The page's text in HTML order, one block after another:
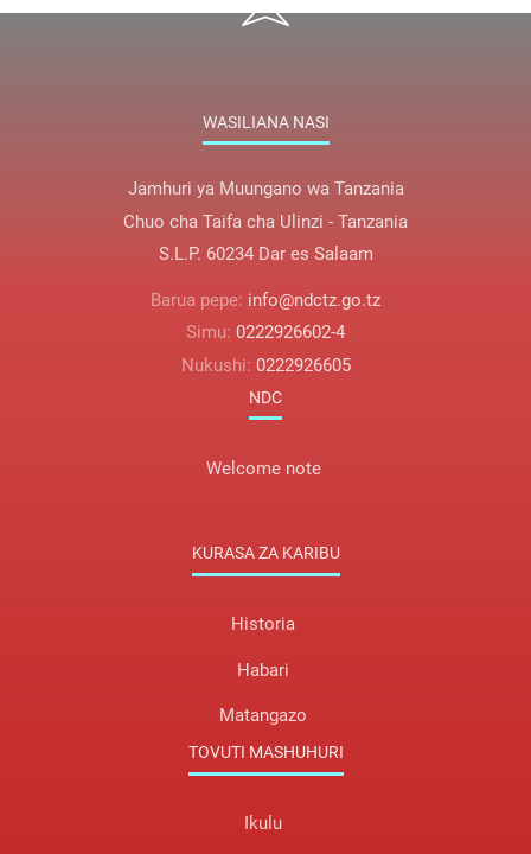
WASILIANA NASI
Jamhuri ya Muungano wa Tanzania
Chuo cha Taifa cha Ulinzi - Tanzania
S.L.P. 60234 Dar es Salaam
Barua pepe: info@ndctz.go.tz
Simu: 0222926602-4
Nukushi: 0222926605
NDC
Welcome note
KURASA ZA KARIBU
Historia
Habari
Matangazo
TOVUTI MASHUHURI
Ikulu